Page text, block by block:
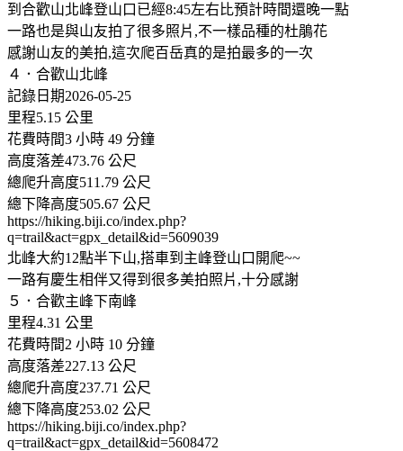
到合歡山北峰登山口已經8:45左右比預計時間還晚一點
一路也是與山友拍了很多照片,不一樣品種的杜鵑花
感謝山友的美拍,這次爬百岳真的是拍最多的一次
４．合歡山北峰
記錄日期2026-05-25
里程5.15 公里
花費時間3 小時 49 分鐘
高度落差473.76 公尺
總爬升高度511.79 公尺
總下降高度505.67 公尺
https://hiking.biji.co/index.php?
q=trail&act=gpx_detail&id=5609039
北峰大約12點半下山,搭車到主峰登山口開爬~~
一路有慶生相伴又得到很多美拍照片,十分感謝
５．合歡主峰下南峰
里程4.31 公里
花費時間2 小時 10 分鐘
高度落差227.13 公尺
總爬升高度237.71 公尺
總下降高度253.02 公尺
https://hiking.biji.co/index.php?
q=trail&act=gpx_detail&id=5608472